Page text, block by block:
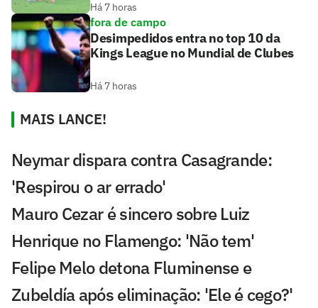
Há 7 horas
fora de campo
Desimpedidos entra no top 10 da
Kings League no Mundial de Clubes
Há 7 horas
MAIS LANCE!
Neymar dispara contra Casagrande:
'Respirou o ar errado'
Mauro Cezar é sincero sobre Luiz
Henrique no Flamengo: 'Não tem'
Felipe Melo detona Fluminense e
Zubeldía após eliminação: 'Ele é cego?'